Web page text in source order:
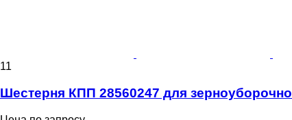
11
Шестерня КПП 28560247 для